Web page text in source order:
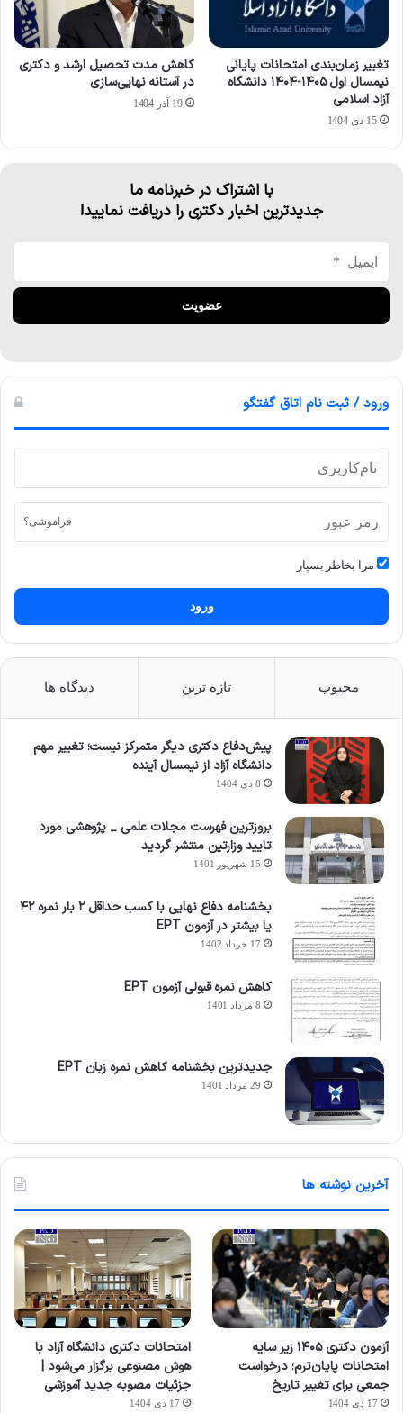
تغییر زمان‌بندی امتحانات پایانی
نیمسال اول ۱۴۰۵-۱۴۰۴ دانشگاه
آزاد اسلامی
15 دی 1404
کاهش مدت تحصیل ارشد و دکتری
در آستانه نهایی‌سازی
19 آذر 1404
با اشتراک در خبرنامه ما
جدیدترین اخبار دکتری را دریافت نمایید!
ورود / ثبت نام اتاق گفتگو
فراموشی؟
مرا بخاطر بسپار
ورود
محبوب تازه ترین دیدگاه ها
پیش‌دفاع دکتری دیگر متمرکز نیست؛ تغییر مهم
دانشگاه آزاد از نیمسال آینده
8 دی 1404
بروزترین فهرست مجلات علمی _ پژوهشی مورد
تایید وزارتین منتشر گردید
15 شهریور 1401
بخشنامه دفاع نهایی با کسب حداقل ۲ بار نمره ۴۲
یا بیشتر در آزمون EPT
17 خرداد 1402
کاهش نمره قبولی آزمون EPT
8 مرداد 1401
جدیدترین بخشنامه کاهش نمره زبان EPT
29 مرداد 1401
آخرین نوشته ها
آزمون دکتری ۱۴۰۵ زیر سایه
امتحانات پایان‌ترم؛ درخواست
جمعی برای تغییر تاریخ
17 دی 1404
امتحانات دکتری دانشگاه آزاد با
هوش مصنوعی برگزار می‌شود |
جزئیات مصوبه جدید آموزشی
17 دی 1404